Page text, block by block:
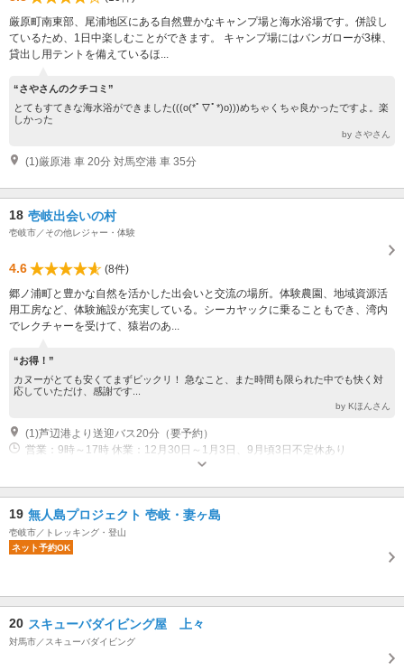
厳原町南東部、尾浦地区にある自然豊かなキャンプ場と海水浴場です。併設し
ているため、1日中楽しむことができます。 キャンプ場にはバンガローが3棟、
貸出し用テントを備えているほ...
“さやさんのクチコミ”
とてもすてきな海水浴ができました(((o(*ﾟ▽ﾟ*)o)))めちゃくちゃ良かったですよ。楽
しかった
by さやさん
(1)厳原港 車 20分 対馬空港 車 35分
18 壱岐出会いの村
壱岐市／その他レジャー・体験
4.6
(8件)
郷ノ浦町と豊かな自然を活かした出会いと交流の場所。体験農園、地域資源活
用工房など、体験施設が充実している。シーカヤックに乗ることもでき、湾内
でレクチャーを受けて、猿岩のあ...
“お得！”
カヌーがとても安くてまずビックリ！ 急なこと、また時間も限られた中でも快く対
応していただけ、感謝です...
by Kほんさん
(1)芦辺港より送迎バス20分（要予約）
営業：9時～17時 休業：12月30日～1月3日、9月頃3日不定休あり
19 無人島プロジェクト 壱岐・妻ヶ島
壱岐市／トレッキング・登山
ネット予約OK
20 スキューバダイビング屋 上々
対馬市／スキューバダイビング